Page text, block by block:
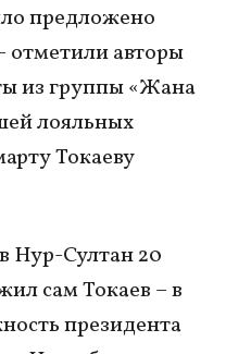
предложено
отметили авторы
из группы «Жана
лояльных
Токаеву
Нур-Султан 20
сам Токаев – в
президента